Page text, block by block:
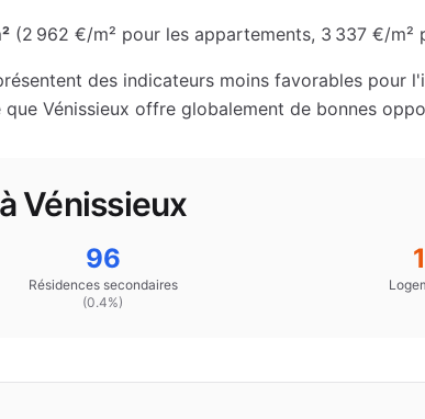
(2 962 €/m² pour les appartements, 3 337 €/m²
des indicateurs moins favorables pour
que Vénissieux offre globalement de bonnes
Vénissieux
96
Résidences secondaires
(0.4%)